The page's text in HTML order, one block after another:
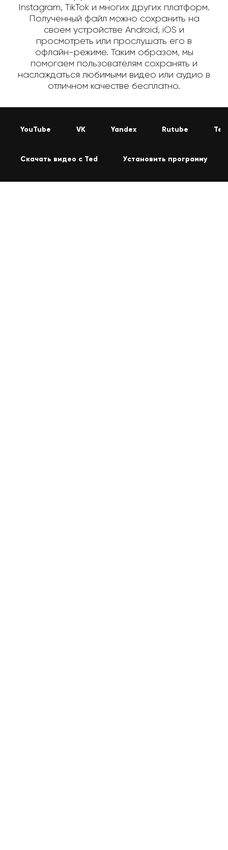
Instagram, TikTok и многих других платформ.
Полученный файл можно сохранить на
своем устройстве Android, iOS и
просмотреть или прослушать его в
офлайн-режиме. Таким образом, мы
помогаем пользователям сохранять и
наслаждаться любимыми видео или аудио в
отличном качестве бесплатно.
YouTube VK Yandex Rutube
Скачать видео с Ted Установить программу